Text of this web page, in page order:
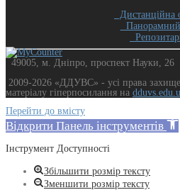
Дистанційна
49005, м. Дніпро, проспект Науки, 26
2009-2026 «ДДУВС» - усi права
матеріалу гіперпосилання на
Перейти до вмісту
Відкрити Панель інструментів
Інструмент Доступності
Збільшити розмір тексту
Зменшити розмір тексту